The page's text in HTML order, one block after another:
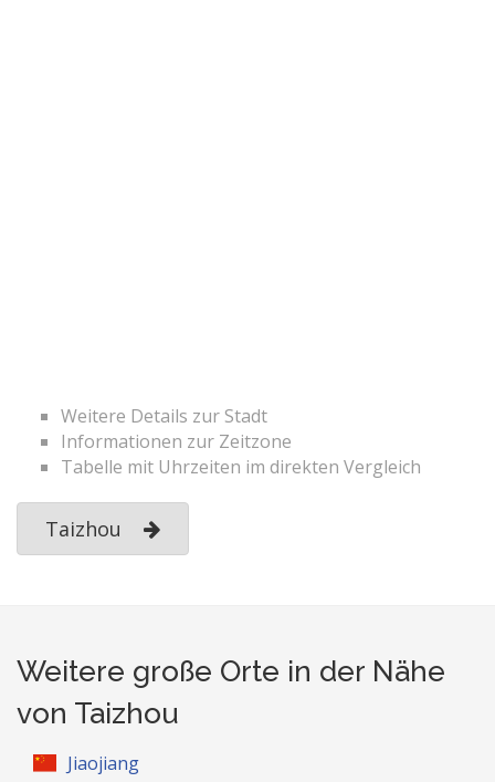
Weitere Details zur Stadt
Informationen zur Zeitzone
Tabelle mit Uhrzeiten im direkten Vergleich
Taizhou
Weitere große Orte in der Nähe
von Taizhou
Jiaojiang